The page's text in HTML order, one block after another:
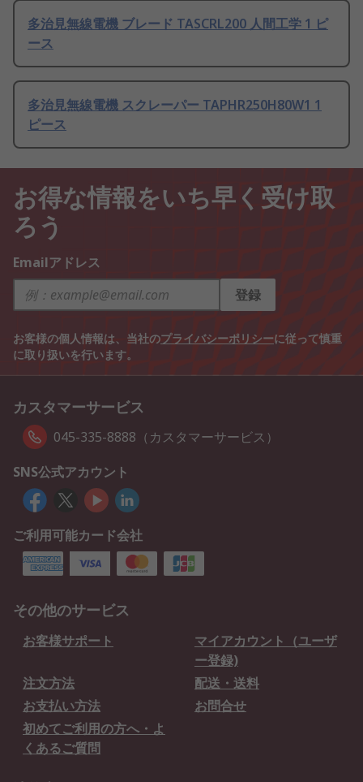
多治見無線電機 ブレード TASCRL200 人間工学 1 ピ
ース
多治見無線電機 スクレーパー TAPHR250H80W1 1
ピース
お得な情報をいち早く受け取
ろう
Emailアドレス
登録
お客様の個人情報は、当社のプライバシーポリシーに従って慎重
に取り扱いを行います。
カスタマーサービス
045-335-8888（カスタマーサービス）
SNS公式アカウント
ご利用可能カード会社
その他のサービス
お客様サポート
マイアカウント（ユーザ
ー登録)
注文方法
配送・送料
お支払い方法
お問合せ
初めてご利用の方へ・よ
くあるご質問